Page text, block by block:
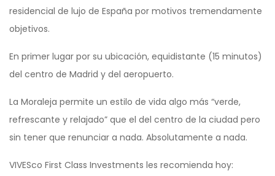
residencial de lujo de España por motivos tremendamente
objetivos.
En primer lugar por su ubicación, equidistante (15 minutos)
del centro de Madrid y del aeropuerto.
La Moraleja permite un estilo de vida algo más “verde,
refrescante y relajado” que el del centro de la ciudad pero
sin tener que renunciar a nada. Absolutamente a nada.
VIVESco First Class Investments les recomienda hoy: